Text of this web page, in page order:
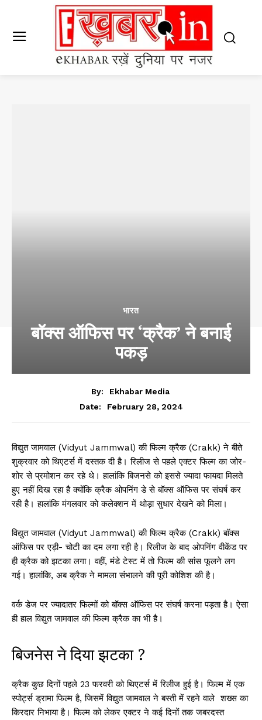
भारत
बॉक्स ऑफिस पर ‘क्रैक’ ने बनाई
पकड़
By:
Ekhabar Media
Date:
February 28, 2024
विद्युत जामवाल (Vidyut Jammwal) की फिल्म क्रैक (Crakk) ने बीते
शुक्रवार को थिएटर्स में दस्तक दी है। रिलीज से पहले एक्टर फिल्म का जोर-
शोर से प्रमोशन कर रहे थे। हालांकि बिजनसे को इससे ज्यादा फायदा मिलते
हुए नहीं दिख रहा है क्योंकि क्रैक ओपनिंग डे से बॉक्स ऑफिस पर संघर्ष कर
रही है। हालांकि मंगलवार को कलेक्शन में थोड़ा सुधार देखने को मिला।
विद्युत जामवाल (Vidyut Jammwal) की फिल्म क्रैक (Crakk) बॉक्स
ऑफिस पर एड़ी- चोटी का दम लगा रही है। रिलीज के बाद ओपनिंग वीकेंड पर
ही क्रैक को झटका लगा। वहीं, मंडे टेस्ट में तो फिल्म की सांस फूलने लग
गई। हालांकि, अब क्रैक ने मामला संभालने की पूरी कोशिश की है।
वर्क डेज पर ज्यादातर फिल्मों को बॉक्स ऑफिस पर संघर्ष करना पड़ता है। ऐसा
ही हाल विद्युत जामवाल की फिल्म क्रैक का भी है।
बिजनेस ने दिया झटका ?
क्रैक कुछ दिनों पहले 23 फरवरी को थिएटर्स में रिलीज हुई है। फिल्म में एक
स्पोर्ट्स ड्रामा फिल्म है, जिसमें विद्युत जामवाल ने बस्ती में रहने वाले शख्स का
किरदार निभाया है। फिल्म को लेकर एक्टर ने कई दिनों तक जबरदस्त